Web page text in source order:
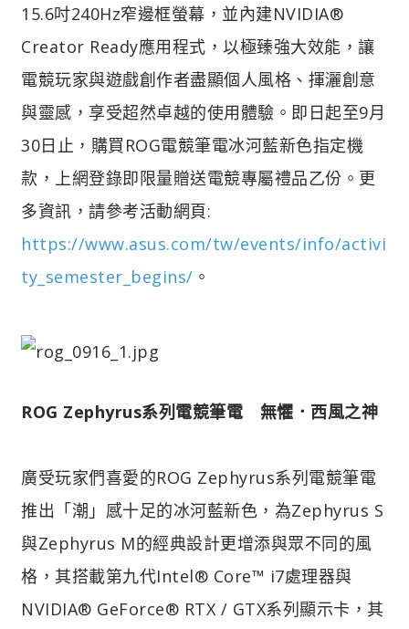
15.6吋240Hz窄邊框螢幕，並內建NVIDIA®
Creator Ready應用程式，以極臻強大效能，讓
電競玩家與遊戲創作者盡顯個人風格、揮灑創意
與靈感，享受超然卓越的使用體驗。即日起至9月
30日止，購買ROG電競筆電冰河藍新色指定機
款，上網登錄即限量贈送電競專屬禮品乙份。更
多資訊，請參考活動網頁:
https://www.asus.com/tw/events/info/activi
ty_semester_begins/ 。
ROG Zephyrus系列電競筆電 無懼．西風之神
廣受玩家們喜愛的ROG Zephyrus系列電競筆電
推出「潮」感十足的冰河藍新色，為Zephyrus S
與Zephyrus M的經典設計更增添與眾不同的風
格，其搭載第九代Intel® Core™ i7處理器與
NVIDIA® GeForce® RTX / GTX系列顯示卡，其